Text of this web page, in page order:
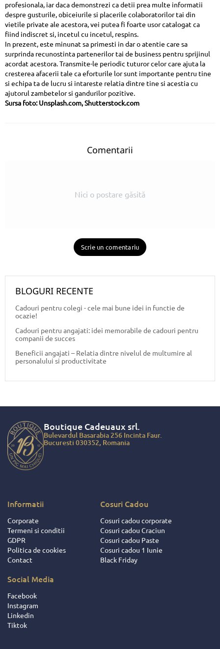
profesionala, iar daca demonstrezi ca detii prea multe informatii
despre gusturile, obiceiurile si placerile colaboratorilor tai din
vietile private ale acestora, vei putea fi foarte usor catalogat ca
fiind indiscret si, incetul cu incetul, respins.
In prezent, este minunat sa primesti in dar o atentie care sa
surprinda recunostinta partenerilor tai de business pentru sprijinul
acordat acestora. Transmite-le periodic tuturor celor care ajuta la
cresterea afacerii tale ca eforturile lor sunt importante pentru tine
si echipa ta de lucru si intareste relatia dintre tine si acestia cu
ajutorul zambetelor si gandurilor pozitive.
Sursa foto: Unsplash.com, Shutterstock.com
Comentarii
Nici o postare găsită
Scrie un comentariu
BLOGURI RECENTE
Cadouri pentru colegi - cele mai bune idei in functie de
ocazie!
Cadouri pentru angajati: idei memorabile de cadouri pentru
companii de succes
Beneficii angajati – Relatia dintre nivelul de multumire al
personalului si productivitate
Boutique Cadeuaux srl.
Bulevardul Basarabia 256 Incinta Faur.
Bucuresti 030352, Romania
Informatii
Corporate
Termeni si conditii
GDPR
Politica de cookies
Contact
Cosuri Cadou
Cosuri cadou corporate
Cosuri cadou Craciun
Cosuri cadou Paste
Cosuri cadou 1 Iunie
Black Friday
Social Media
Facebook
Instagram
Linkedin
Tiktok